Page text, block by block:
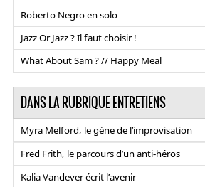
Roberto Negro en solo
Jazz Or Jazz ? Il faut choisir !
What About Sam ? // Happy Meal
DANS LA RUBRIQUE ENTRETIENS
Myra Melford, le gène de l’improvisation
Fred Frith, le parcours d’un anti-héros
Kalia Vandever écrit l’avenir